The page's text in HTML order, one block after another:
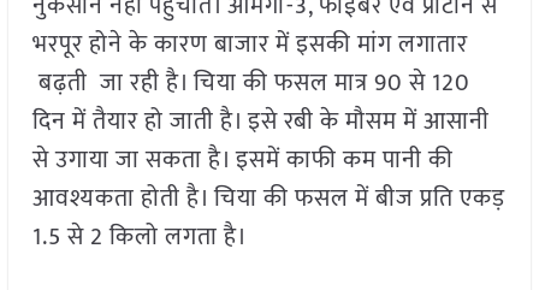
भरपूर होने के कारण बाजार में इसकी मांग लगातार
बढ़ती जा रही है। चिया की फसल मात्र 90 से 120
दिन में तैयार हो जाती है। इसे रबी के मौसम में आसानी
से उगाया जा सकता है। इसमें काफी कम पानी की
आवश्यकता होती है। चिया की फसल में बीज प्रति एकड़
1.5 से 2 किलो लगता है। ⁠